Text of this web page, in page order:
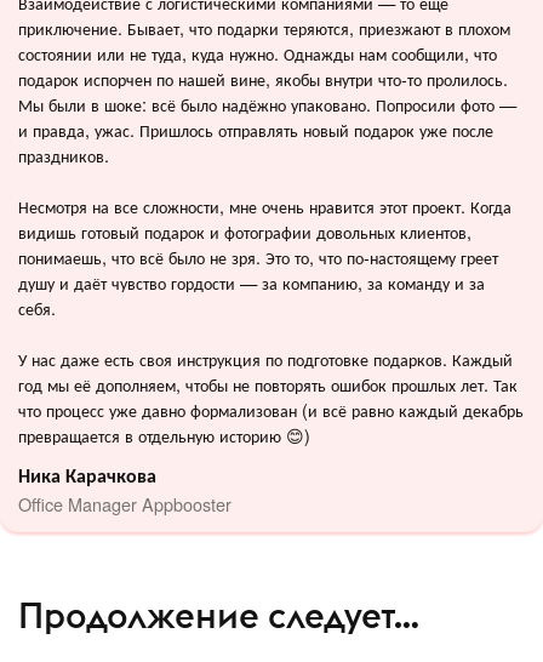
приключение. Бывает, что подарки теряются, приезжают в плохом
состоянии или не туда, куда нужно. Однажды нам сообщили, что
подарок испорчен по нашей вине, якобы внутри что-то пролилось.
Мы были в шоке: всё было надёжно упаковано. Попросили фото —
и правда, ужас. Пришлось отправлять новый подарок уже после
праздников.
Несмотря на все сложности, мне очень нравится этот проект. Когда
видишь готовый подарок и фотографии довольных клиентов,
понимаешь, что всё было не зря. Это то, что по-настоящему греет
душу и даёт чувство гордости — за компанию, за команду и за
себя.
У нас даже есть своя инструкция по подготовке подарков. Каждый
год мы её дополняем, чтобы не повторять ошибок прошлых лет. Так
что процесс уже давно формализован (и всё равно каждый декабрь
превращается в отдельную историю 😊)
Ника Карачкова
Office Manager Appbooster
Продолжение следует…